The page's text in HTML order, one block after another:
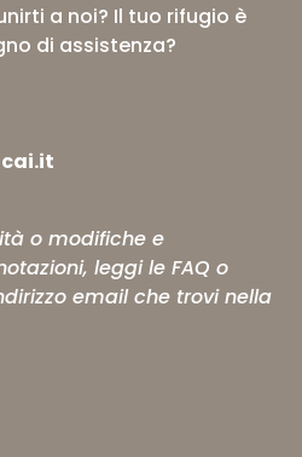
a noi? Il tuo rifugio è
di assistenza?
o modifiche e
leggi leFAQ o
email che trovi nella